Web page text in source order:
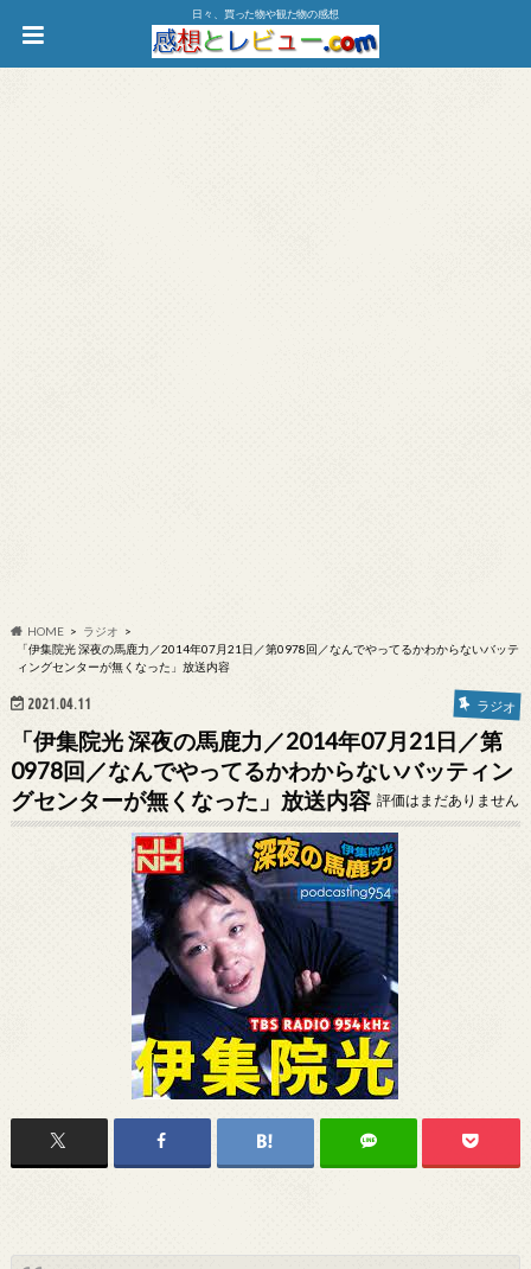
日々、買った物や観た物の感想
HOME
ラジオ
「伊集院光 深夜の馬鹿力／2014年07月21日／第0978回／なんでやってるかわからないバッテ
ィングセンターが無くなった」放送内容
2021.04.11 ラジオ
「伊集院光 深夜の馬鹿力／2014年07月21日／第
0978回／なんでやってるかわからないバッティン
グセンターが無くなった」放送内容 評価はまだありません